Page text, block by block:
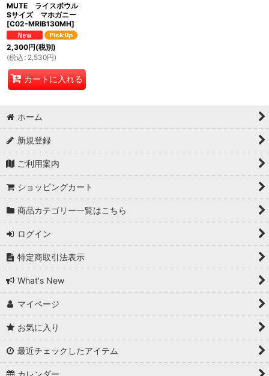
MUTE ライスボウル
Sサイズ マホガニー
[C02-MRIB130MH]
2,300円(税別)
(税込 : 2,530円)
カートに入れる
ホーム
新規登録
ご利用案内
ショッピングカート
商品カテゴリー一覧はこちら
ログイン
特定商取引法表示
What's New
マイページ
お気に入り
最近チェックしたアイテム
カレンダー